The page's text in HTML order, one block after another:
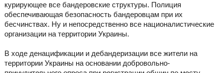
курирующее все бандеровские структуры. Полиция
обеспечивающая безопасность бандеровцам при их
бесчинствах. Ну и непосредственно все националистические
организации на территории Украины.
В ходе денацификации и дебандеризации все жители на
территории Украины на основании добровольно-